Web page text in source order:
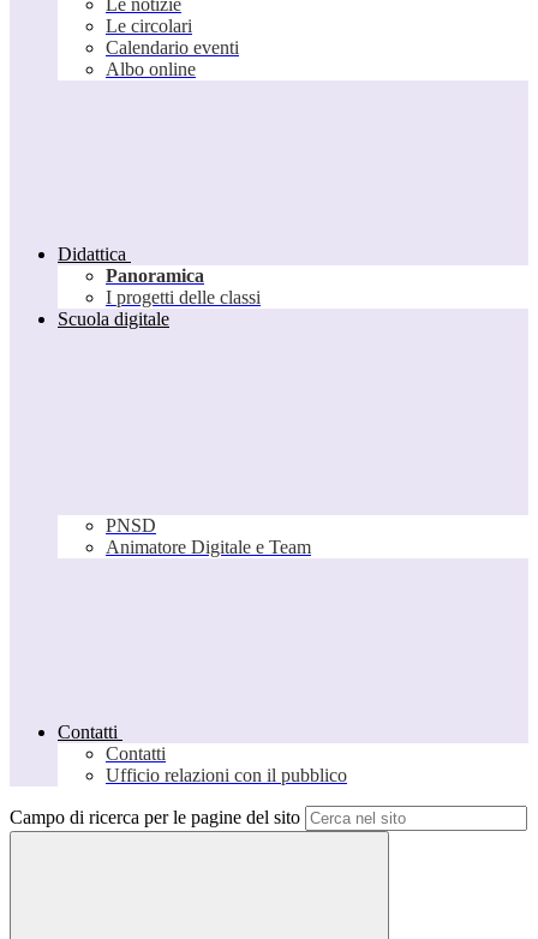
Le notizie
Le circolari
Calendario eventi
Albo online
Didattica
Panoramica
I progetti delle classi
Scuola digitale
PNSD
Animatore Digitale e Team
Contatti
Contatti
Ufficio relazioni con il pubblico
Campo di ricerca per le pagine del sito